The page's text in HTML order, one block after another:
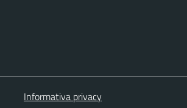
Informativa privacy